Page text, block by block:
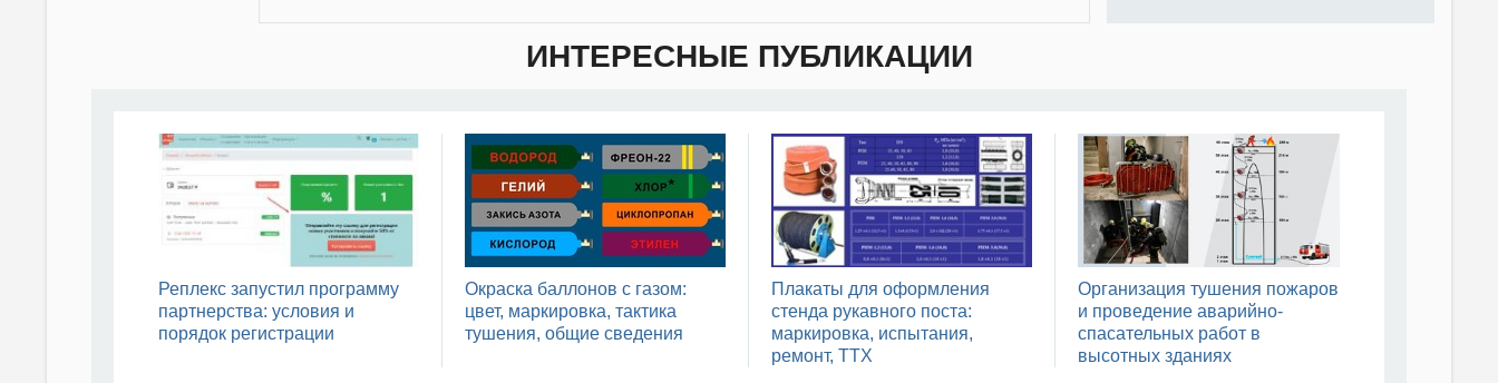
ИНТЕРЕСНЫЕ ПУБЛИКАЦИИ
Реплекс запустил программу
партнерства: условия и
порядок регистрации
Окраска баллонов с газом:
цвет, маркировка, тактика
тушения, общие сведения
Плакаты для оформления
стенда рукавного поста:
маркировка, испытания,
ремонт, ТТХ
Организация тушения пожаров
и проведение аварийно-
спасательных работ в
высотных зданиях